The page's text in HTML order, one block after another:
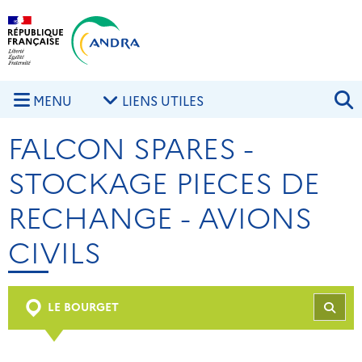
Aller au contenu principal
MENU LIENS UTILES
FALCON SPARES -
STOCKAGE PIECES DE
RECHANGE - AVIONS
CIVILS
LE BOURGET